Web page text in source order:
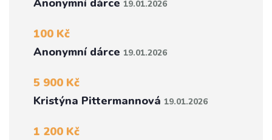
Anonymní dárce 19.01.2026
100 Kč
Anonymní dárce 19.01.2026
5 900 Kč
Kristýna Pittermannová 19.01.2026
1 200 Kč